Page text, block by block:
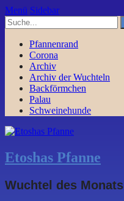
Menü Sidebar
Pfannenrand
Corona
Archiv
Archiv der Wuchteln
Backförmchen
Palau
Schweinehunde
Etoshas Pfanne
Wuchtel des Monats